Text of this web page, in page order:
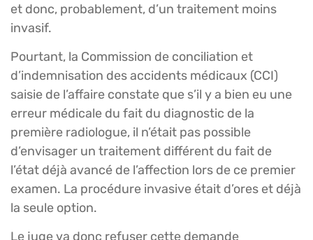
et donc, probablement, d’un traitement moins
invasif.
Pourtant, la Commission de conciliation et
d’indemnisation des accidents médicaux (CCI)
saisie de l’affaire constate que s’il y a bien eu une
erreur médicale du fait du diagnostic de la
première radiologue, il n’était pas possible
d’envisager un traitement différent du fait de
l’état déjà avancé de l’affection lors de ce premier
examen. La procédure invasive était d’ores et déjà
la seule option.
Le juge va donc refuser cette demande